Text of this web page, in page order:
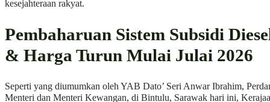
Seperti yang diumumkan oleh YAB Dato’ Seri Anwar Ibrahim,
MADANI akan menurunkan harga diesel bersubsidi untuk rakyat
Malaysia kepadaRM2.10 selitermulai Julai 2026.
Penurunan harga ini akan dilaksanakan menerusi pembaharuan
mekanisme berasaskan MyKad, selaras dengan pendekatan yang
dilaksanakan melalui BUDI MADANI RON95 (BUDI95).